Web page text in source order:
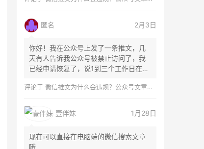
匿名 2月3日
你好！我在公众号上发了一条推文，几
天有人告诉我公众号被禁止访问了，我
已经申请恢复了，说1到三个工作日在微
评论于 微信推文为什么会违规？公众号文章怎么检测是否违规？
壹伴妹 1月28日
现在可以直接在电脑端的微信搜索文章
哦